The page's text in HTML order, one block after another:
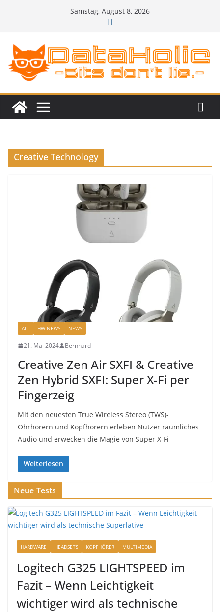
Samstag, August 8, 2026
Creative Technology
ALL HW-NEWS NEWS
21. Mai 2024 Bernhard
Creative Zen Air SXFI & Creative
Zen Hybrid SXFI: Super X-Fi per
Fingerzeig
Mit den neuesten True Wireless Stereo (TWS)-
Ohrhörern und Kopfhörern erleben Nutzer räumliches
Audio und erwecken die Magie von Super X-Fi
Weiterlesen
Neue Tests
HARDWARE HEADSETS KOPFHÖRER MULTIMEDIA
Logitech G325 LIGHTSPEED im
Fazit – Wenn Leichtigkeit
wichtiger wird als technische